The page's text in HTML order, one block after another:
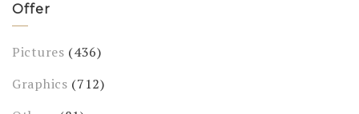
Offer
Pictures (436)
Graphics (712)